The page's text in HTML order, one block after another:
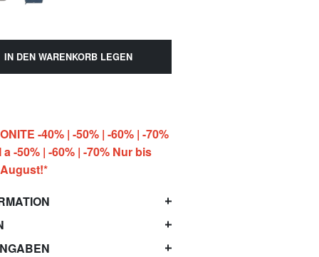
IN DEN WARENKORB LEGEN
-40% | -50% | -60% | -70%
-50% | -60% | -70% Nur bis